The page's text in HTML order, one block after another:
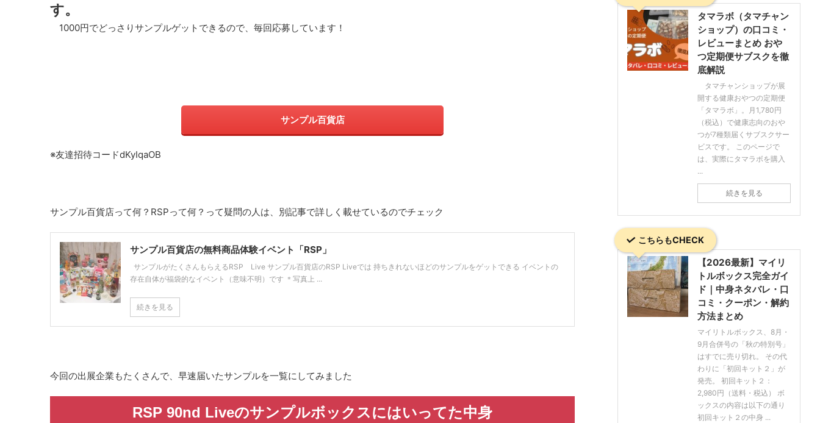
す。
1000円でどっさりサンプルゲットできるので、毎回応募しています！
サンプル百貨店
※友達招待コードdKyIqaOB
サンプル百貨店って何？RSPって何？って疑問の人は、別記事で詳しく載せているのでチェック
サンプル百貨店の無料商品体験イベント「RSP」
サンプルがたくさんもらえるRSP Live サンプル百貨店のRSP Liveでは 持ちきれないほどのサンプルをゲットできる イベントの
存在自体が福袋的なイベント（意味不明）です ＊写真上 ...
続きを見る
今回の出展企業もたくさんで、早速届いたサンプルを一覧にしてみました
RSP 90nd Liveのサンプルボックスにはいってた中身
タマラボ（タマチャン
ショップ）の口コミ・
レビューまとめ おや
つ定期便サブスクを徹
底解説
タマチャンショップが展
開する健康おやつの定期便
「タマラボ」。月1,780円
（税込）で健康志向のおや
つが7種類届くサブスクサー
ビスです。 このページで
は、実際にタマラボを購入
...
続きを見る
こちらもCHECK
【2026最新】マイリ
トルボックス完全ガイ
ド｜中身ネタバレ・口
コミ・クーポン・解約
方法まとめ
マイリトルボックス、8月・
9月合併号の「秋の特別号」
はすでに売り切れ。 その代
わりに「初回キット２」が
発売。 初回キット２：
2,980円（送料・税込） ボ
ックスの内容は以下の通り
初回キット２の中身 ...